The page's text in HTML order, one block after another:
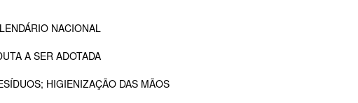
NACIONAL
A SER ADOTADA
HIGIENIZAÇÃO DAS MÃOS